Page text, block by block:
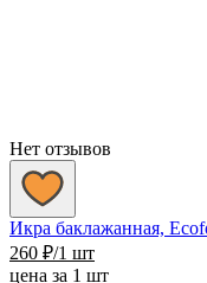
Нет отзывов
Икра баклажанная,
260 ₽/1 шт
цена за 1 шт